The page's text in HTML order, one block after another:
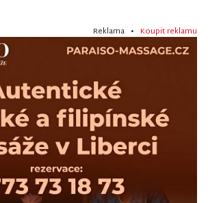
Reklama • Koupit reklamu